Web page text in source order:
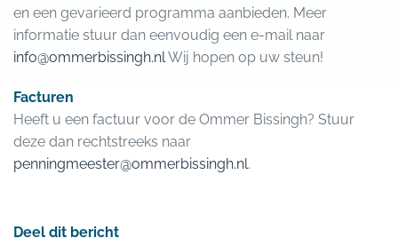
en een gevarieerd programma aanbieden. Meer
informatie stuur dan eenvoudig een e-mail naar
info@ommerbissingh.nlWij hopen op uw steun!
Facturen
Heeft u een factuur voor de Ommer Bissingh? Stuur
deze dan rechtstreeks naar
penningmeester@ommerbissingh.nl.
Deel dit bericht